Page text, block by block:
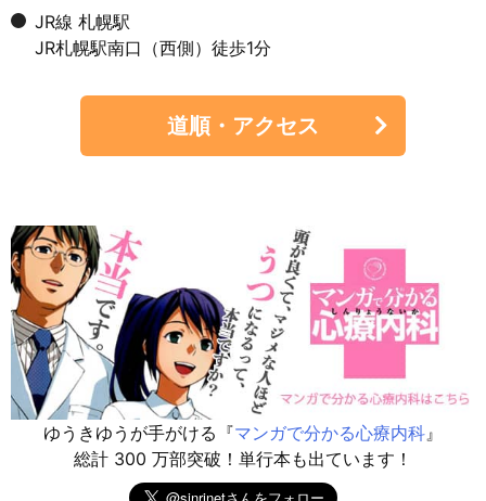
JR線 札幌駅
JR札幌駅南口（西側）徒歩1分
道順・アクセス
ゆうきゆうが手がける『マンガで分かる心療内科 』
総計 300 万部突破！単行本も出ています！